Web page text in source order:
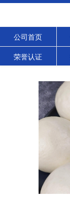
公司首页
荣誉认证